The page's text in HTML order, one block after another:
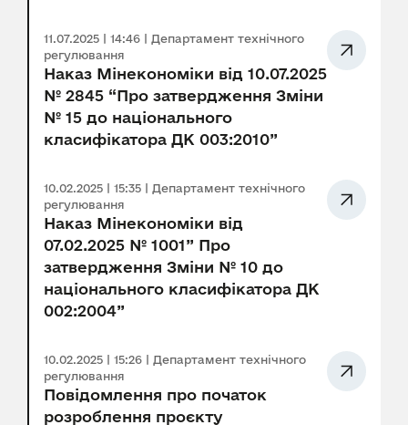
11.07.2025 | 14:46 | Департамент технічного
регулювання
Наказ Мінекономіки від 10.07.2025
№ 2845 “Про затвердження Зміни
№ 15 до національного
класифікатора ДК 003:2010”
10.02.2025 | 15:35 | Департамент технічного
регулювання
Наказ Мінекономіки від
07.02.2025 № 1001” Про
затвердження Зміни № 10 до
національного класифікатора ДК
002:2004”
10.02.2025 | 15:26 | Департамент технічного
регулювання
Повідомлення про початок
розроблення проєкту